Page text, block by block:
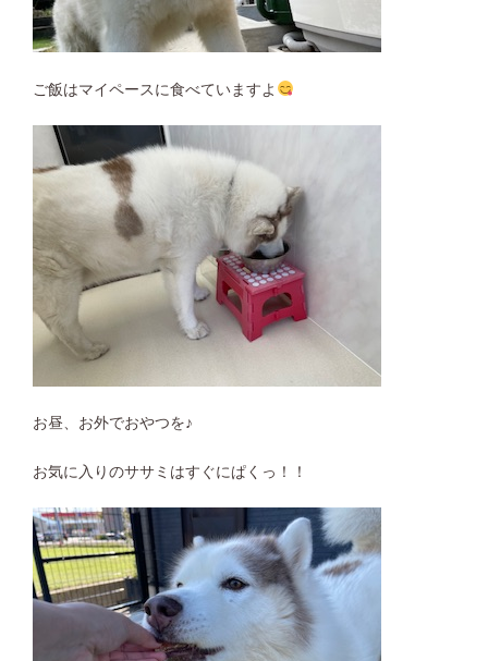
ご飯はマイペースに食べていますよ
お昼、お外でおやつを♪
お気に入りのササミはすぐにぱくっ！！